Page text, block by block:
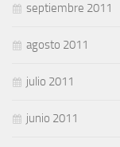
septiembre 2011
agosto 2011
julio 2011
junio 2011